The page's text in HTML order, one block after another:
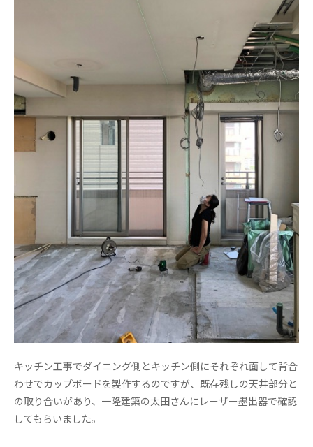
キッチン工事でダイニング側とキッチン側にそれぞれ面して背合
わせでカップボードを製作するのですが、既存残しの天井部分と
の取り合いがあり、一隆建築の太田さんにレーザー墨出器で確認
してもらいました。